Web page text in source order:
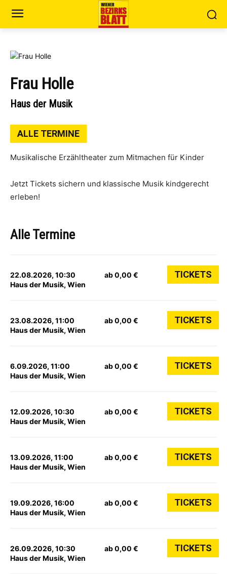
Frau Holle
Haus der Musik
ALLE TERMINE
Musikalische Erzähltheater zum Mitmachen für Kinder
Jetzt Tickets sichern und klassische Musik kindgerecht
erleben!
Alle Termine
22.08.2026, 10:30
Haus der Musik, Wien
ab 0,00 € TICKETS
23.08.2026, 11:00
Haus der Musik, Wien
ab 0,00 € TICKETS
6.09.2026, 11:00
Haus der Musik, Wien
ab 0,00 € TICKETS
12.09.2026, 10:30
Haus der Musik, Wien
ab 0,00 € TICKETS
13.09.2026, 11:00
Haus der Musik, Wien
ab 0,00 € TICKETS
19.09.2026, 16:00
Haus der Musik, Wien
ab 0,00 € TICKETS
26.09.2026, 10:30
Haus der Musik, Wien
ab 0,00 € TICKETS